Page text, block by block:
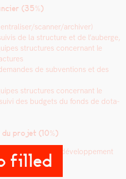
filled
(35%)
scanner/archiver)
de la struc­ture et de l’auberge,
struc­tures con­cer­nant le
de sub­ven­tions et des
struc­tures con­cer­nant le
des bud­gets du fonds de dota­
pro­jet (10%)
tra­vail pour le développe­ment
parte­nar­i­ale